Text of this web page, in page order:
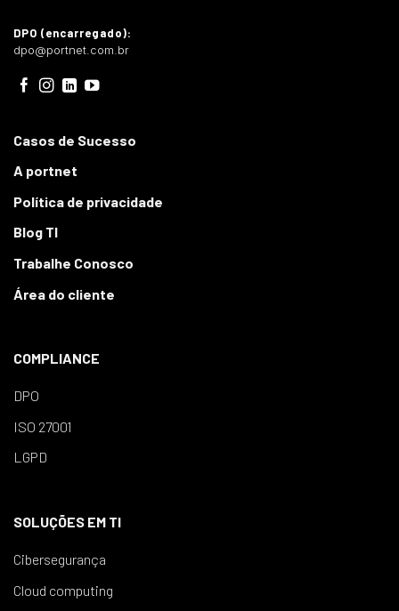
DPO (encarregado):
dpo@portnet.com.br
Casos de Sucesso
A portnet
Política de privacidade
Blog TI
Trabalhe Conosco
Área do cliente
COMPLIANCE
DPO
ISO 27001
LGPD
SOLUÇÕES EM TI
Cibersegurança
Cloud computing